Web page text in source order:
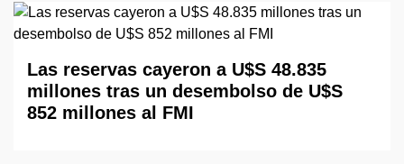
Las reservas cayeron a U$S 48.835
millones tras un desembolso de U$S
852 millones al FMI